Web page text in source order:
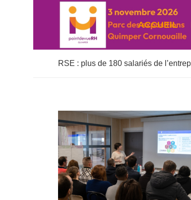
ACCUEIL
RSE : plus de 180 salariés de